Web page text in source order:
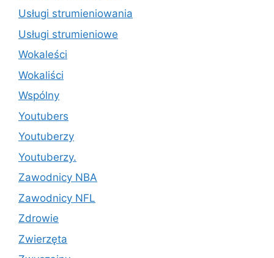
Usługi strumieniowania
Usługi strumieniowe
Wokaleści
Wokaliści
Wspólny
Youtubers
Youtuberzy
Youtuberzy.
Zawodnicy NBA
Zawodnicy NFL
Zdrowie
Zwierzęta